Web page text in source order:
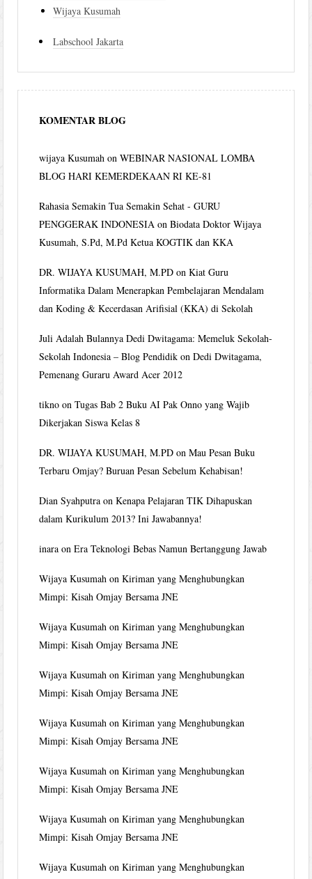
Wijaya Kusumah
Labschool Jakarta
KOMENTAR BLOG
wijaya Kusumah onWEBINAR NASIONAL LOMBA
BLOG HARI KEMERDEKAAN RI KE-81
Rahasia Semakin Tua Semakin Sehat - GURU
PENGGERAK INDONESIA onBiodata Doktor Wijaya
Kusumah, S.Pd, M.Pd Ketua KOGTIK dan KKA
DR. WIJAYA KUSUMAH, M.PD onKiat Guru
Informatika Dalam Menerapkan Pembelajaran Mendalam
dan Koding & Kecerdasan Arifisial (KKA) di Sekolah
Juli Adalah Bulannya Dedi Dwitagama: Memeluk Sekolah-
Sekolah Indonesia – Blog Pendidik onDedi Dwitagama,
Pemenang Guraru Award Acer 2012
tikno onTugas Bab 2 Buku AI Pak Onno yang Wajib
Dikerjakan Siswa Kelas 8
DR. WIJAYA KUSUMAH, M.PD onMau Pesan Buku
Terbaru Omjay? Buruan Pesan Sebelum Kehabisan!
Dian Syahputra onKenapa Pelajaran TIK Dihapuskan
dalam Kurikulum 2013? Ini Jawabannya!
inara onEra Teknologi Bebas Namun Bertanggung Jawab
Wijaya Kusumah onKiriman yang Menghubungkan
Mimpi: Kisah Omjay Bersama JNE
Wijaya Kusumah onKiriman yang Menghubungkan
Mimpi: Kisah Omjay Bersama JNE
Wijaya Kusumah onKiriman yang Menghubungkan
Mimpi: Kisah Omjay Bersama JNE
Wijaya Kusumah onKiriman yang Menghubungkan
Mimpi: Kisah Omjay Bersama JNE
Wijaya Kusumah onKiriman yang Menghubungkan
Mimpi: Kisah Omjay Bersama JNE
Wijaya Kusumah onKiriman yang Menghubungkan
Mimpi: Kisah Omjay Bersama JNE
Wijaya Kusumah onKiriman yang Menghubungkan